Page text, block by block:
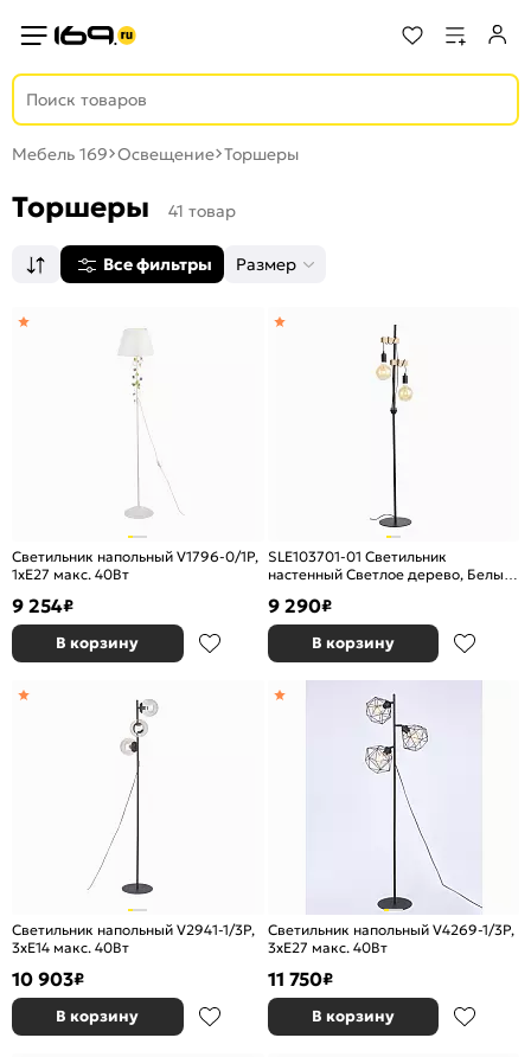
Мебель 169 Освещение Торшеры
Торшеры 41 товар
Все фильтры Размер
Светильник напольный V1796-0/1P,
1хЕ27 макс. 40Вт
9 254₽
В корзину
SLE103701-01 Светильник
настенный Светлое дерево, Белый/
9 290₽
В корзину
Светильник напольный V2941-1/3P,
3xE14 макс. 40Вт
10 903₽
В корзину
Светильник напольный V4269-1/3P,
3xE27 макс. 40Вт
11 750₽
В корзину